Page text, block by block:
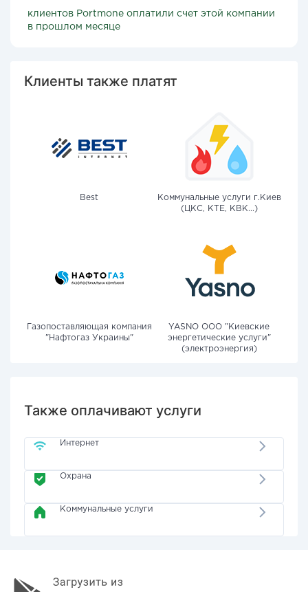
клиентов Portmone оплатили счет этой компании
в прошлом месяце
Клиенты также платят
Best
Коммунальные услуги г.Киев
(ЦКС, КТЕ, КВК...)
Газопоставляющая компания
"Нафтогаз Украины"
YASNO OOO "Киевские
энергетические услуги"
(электроэнергия)
Также оплачивают услуги
Интернет
Охрана
Коммунальные услуги